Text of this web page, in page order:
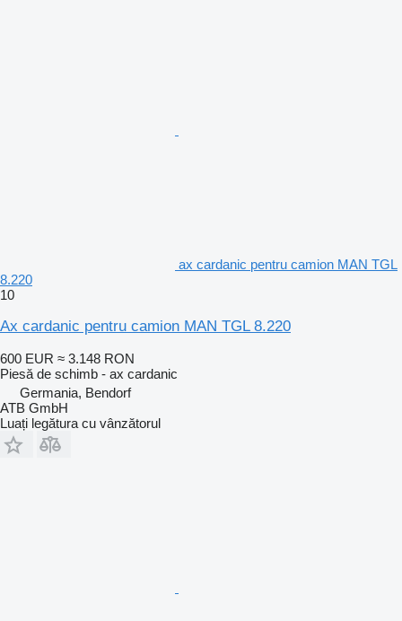
ax cardanic pentru camion MAN TGL
8.220
10
Ax cardanic pentru camion MAN TGL 8.220
600 EUR ≈ 3.148 RON
Piesă de schimb - ax cardanic
Germania, Bendorf
ATB GmbH
Luați legătura cu vânzătorul